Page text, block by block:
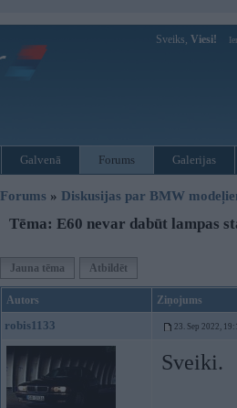
Sveiks, Viesi!
Galvenā Forums Galerijas
Forums » Diskusijas par BMW
Tēma: E60 nevar dabūt lampas
Jauna tēma Atbildēt
Autors Ziņojums
robis1133 23. Sep 2022,
Sveiki.